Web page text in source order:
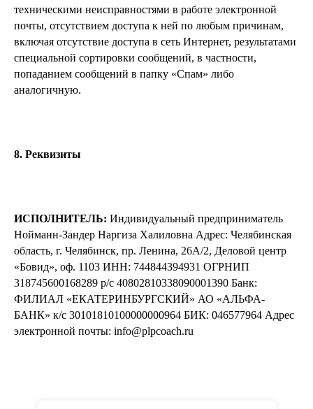
техническими неисправностями в работе электронной
почты, отсутствием доступа к ней по любым причинам,
включая отсутствие доступа в сеть Интернет, результатами
специальной сортировки сообщений, в частности,
попаданием сообщений в папку «Спам» либо
аналогичную.
8. Реквизиты
ИСПОЛНИТЕЛЬ: Индивидуальный предприниматель
Нойманн-Зандер Наргиза Халиловна Адрес: Челябинская
область, г. Челябинск, пр. Ленина, 26А/2, Деловой центр
«Бовид», оф. 1103 ИНН: 744844394931 ОГРНИП
318745600168289 р/с 40802810338090001390 Банк:
ФИЛИАЛ «ЕКАТЕРИНБУРГСКИЙ» АО «АЛЬФА-
БАНК» к/с 30101810100000000964 БИК: 046577964 Адрес
электронной почты: info@plpcoach.ru